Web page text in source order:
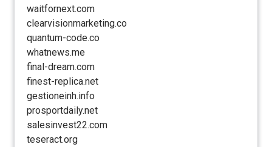
waitfornext.com
clearvisionmarketing.co
quantum-code.co
whatnews.me
final-dream.com
finest-replica.net
gestioneinh.info
prosportdaily.net
salesinvest22.com
teseract.org